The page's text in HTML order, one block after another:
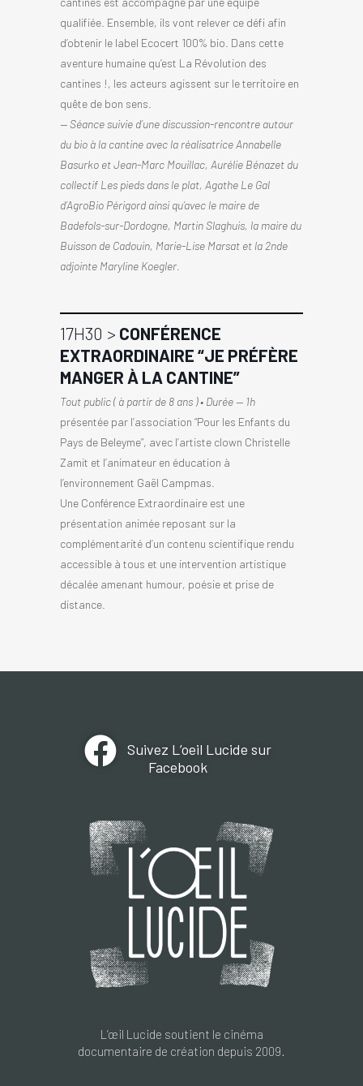
qualifiée. Ensemble, ils vont relever ce défi afin
d’obtenir le label Ecocert 100% bio. Dans cette
aventure humaine qu’est La Révolution des
cantines !, les acteurs agissent sur le territoire en
quête de bon sens.
— Séance suivie d’une discussion-rencontre autour
du bio à la cantine avec la réalisatrice Annabelle
Basurko et Jean-Marc Mouillac, Aurélie Bénazet du
collectif Les pieds dans le plat, Agathe Le Gal
d’AgroBio Périgord ainsi qu’avec le maire de
Badefols-sur-Dordogne, Martin Slaghuis, la maire du
Buisson de Cadouin, Marie-Lise Marsat et la 2nde
adjointe Maryline Koegler.
17H30 > CONFÉRENCE
EXTRAORDINAIRE “JE PRÉFÈRE
MANGER À LA CANTINE”
Tout public ( à partir de 8 ans ) • Durée — 1h
présentée par l’association “Pour les Enfants du
Pays de Beleyme”, avec l’artiste clown Christelle
Zamit et l’animateur en éducation à
l’environnement Gaël Campmas.
Une Conférence Extraordinaire est une
présentation animée reposant sur la
complémentarité d’un contenu scientifique rendu
accessible à tous et une intervention artistique
décalée amenant humour, poésie et prise de
distance.
Suivez L’oeil Lucide sur
Facebook
L’œil Lucide soutient le cinéma
documentaire de création depuis 2009.